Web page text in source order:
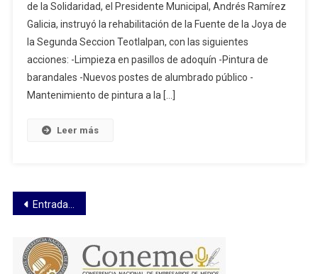
De
Tetla
La
de la Solidaridad, el Presidente Municipal, Andrés Ramírez
Galicia, instruyó la rehabilitación de la Fuente de la Joya de
la Segunda Seccion Teotlalpan, con las siguientes
acciones: -Limpieza en pasillos de adoquín -Pintura de
barandales -Nuevos postes de alumbrado público -
Mantenimiento de pintura a la […]
Leer más
Navegación
de
entradas
Entradas anteriores